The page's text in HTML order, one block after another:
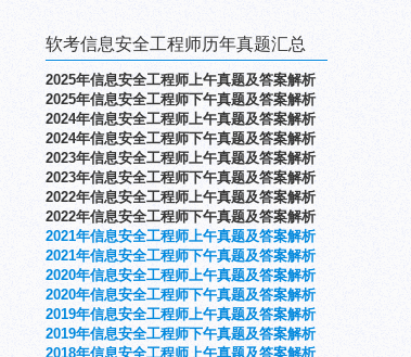
软考信息安全工程师历年真题汇总
2025年信息安全工程师上午真题及答案解析
2025年信息安全工程师下午真题及答案解析
2024年信息安全工程师上午真题及答案解析
2024年信息安全工程师下午真题及答案解析
2023年信息安全工程师上午真题及答案解析
2023年信息安全工程师下午真题及答案解析
2022年信息安全工程师上午真题及答案解析
2022年信息安全工程师下午真题及答案解析
2021年信息安全工程师上午真题及答案解析
2021年信息安全工程师下午真题及答案解析
2020年信息安全工程师上午真题及答案解析
2020年信息安全工程师下午真题及答案解析
2019年信息安全工程师上午真题及答案解析
2019年信息安全工程师下午真题及答案解析
2018年信息安全工程师上午真题及答案解析